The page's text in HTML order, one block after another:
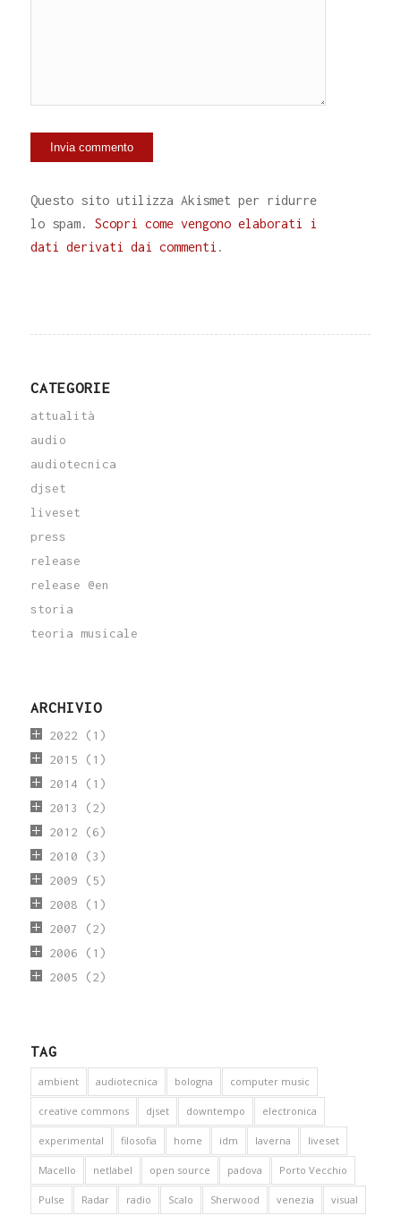
Questo sito utilizza Akismet per ridurre
lo spam. Scopri come vengono elaborati i
dati derivati dai commenti .
CATEGORIE
attualità
audio
audiotecnica
djset
liveset
press
release
release @en
storia
teoria musicale
ARCHIVIO
2022 (1)
2015 (1)
2014 (1)
2013 (2)
2012 (6)
2010 (3)
2009 (5)
2008 (1)
2007 (2)
2006 (1)
2005 (2)
TAG
ambient audiotecnica bologna computer music
creative commons djset downtempo electronica
experimental filosofia home idm laverna liveset
Macello netlabel open source padova Porto Vecchio
Pulse Radar radio Scalo Sherwood venezia visual